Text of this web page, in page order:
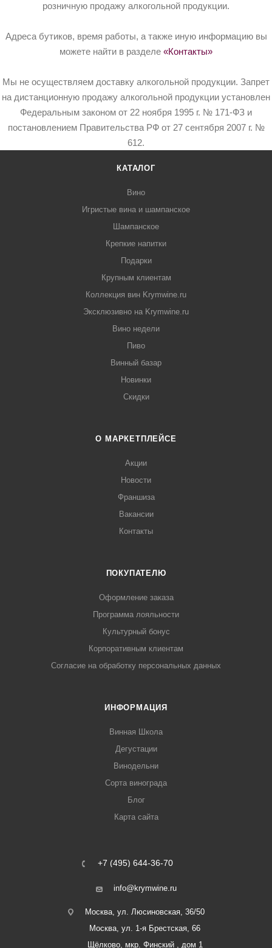
розничную продажу алкогольной продукции.
Адреса бутиков, время работы, а также иную информацию вы
можете найти в разделе «Контакты»
Мы не осуществляем доставку алкогольной продукции. Запрет
на дистанционную продажу алкогольной продукции установлен
Федеральным законом от 22 ноября 1995 г. № 171-ФЗ и
постановлением Правительства РФ от 27 сентября 2007 г. №
612.
КАТАЛОГ
Вино
Игристые вина и шампанское
Шампанское
Крепкие напитки
Подарки
Крупным клиентам
Коллекция вин Krymwine.ru
Эксклюзивно на Krymwine.ru
Вино недели
Пиво
Винный базар
Новинки
Скидки
О МАРКЕТПЛЕЙСЕ
Акции
Новости
Франшиза
Вакансии
Контакты
ПОКУПАТЕЛЮ
Оформление заказа
Программа лояльности
Культурный бонус
Корпоративным клиентам
Согласие на обработку персональных данных
ИНФОРМАЦИЯ
Винная Школа
Дегустации
Винодельни
Сорта винограда
Блог
Карта сайта
+7 (495) 644-36-70
info@krymwine.ru
Москва, ул. Люсиновская, 36/50
Москва, ул. 1-я Брестская, 66
Щёлково, мкр. Финский , дом 1